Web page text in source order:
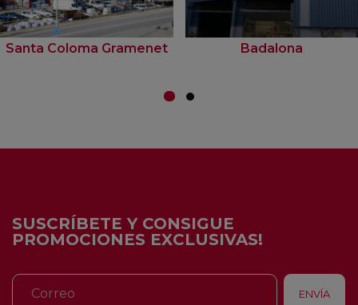
Santa Coloma Gramenet Badalona
SUSCRÍBETE Y CONSIGUE
PROMOCIONES EXCLUSIVAS!